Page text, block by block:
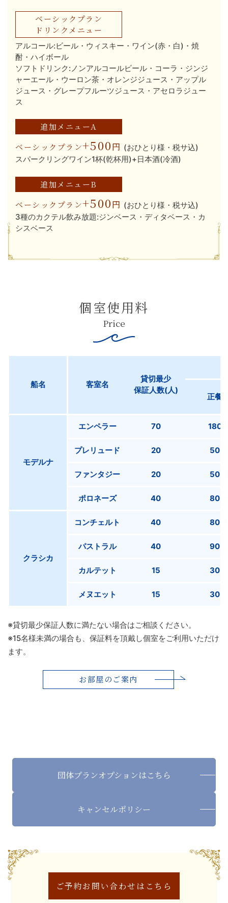
ベーシックプラン
ドリンクメニュー
アルコール:ビール・ウィスキー・ワイン(赤・白)・焼
酎・ハイボール
ソフトドリンク:ノンアルコールビール・コーラ・ジンジ
ャーエール・ウーロン茶・オレンジジュース・アップル
ジュース・グレープフルーツジュース・アセロラジュー
ス
追加メニューA
ベーシックプラン+500円 (おひとり様・税サ込)
スパークリングワイン1杯(乾杯用)+日本酒(冷酒)
追加メニューB
ベーシックプラン+500円 (おひとり様・税サ込)
3種のカクテル飲み放題:ジンベース・ディタベース・カ
シスベース
個室使用料
Price
船名 客室名
貸切最少
保証人数(人)
正餐
モデルナ
エンペラー 70 180
プレリュード 20 50
ファンタジー 20 50
ポロネーズ 40 80
クラシカ
コンチェルト 40 80
パストラル 40 90
カルテット 15 30
メヌエット 15 30
※貸切最少保証人数に満たない場合はご相談ください。
※15名様未満の場合も、保証料を頂戴し個室をご利用いただけ
ます。
お部屋のご案内
団体プランオプションはこちら
キャンセルポリシー
ご予約お問い合わせは こちら